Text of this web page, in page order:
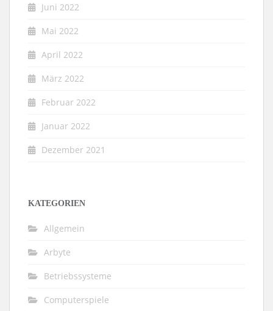
Juni 2022
Mai 2022
April 2022
März 2022
Februar 2022
Januar 2022
Dezember 2021
KATEGORIEN
Allgemein
Arbyte
Betriebssysteme
Computerspiele